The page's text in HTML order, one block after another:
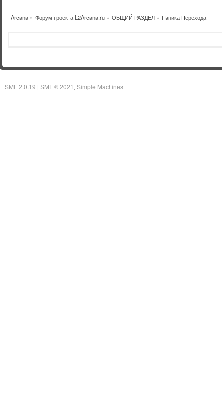
Arcana» Форум проекта L2Arcana.ru » ОБЩИЙ РАЗДЕЛ» Паника Перехода
SMF 2.0.19 SMF © 2021 , Simple Machines